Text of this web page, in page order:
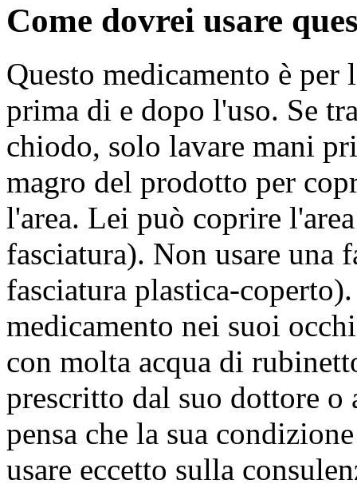
Come dovrei usare
Questo medicamento è
prima di e dopo l'uso. Se
chiodo, solo lavare mani
magro del prodotto per
l'area. Lei può coprire
fasciatura). Non usare una
fasciatura plastica-
medicamento nei suoi
con molta acqua di
prescritto dal suo dottore o
pensa che la sua
usare eccetto sulla